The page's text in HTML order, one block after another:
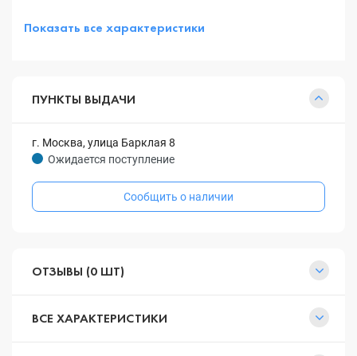
Показать все характеристики
ПУНКТЫ ВЫДАЧИ
г. Москва, улица Барклая 8
Ожидается поступление
Сообщить о наличии
ОТЗЫВЫ (0 ШТ)
ВСЕ ХАРАКТЕРИСТИКИ